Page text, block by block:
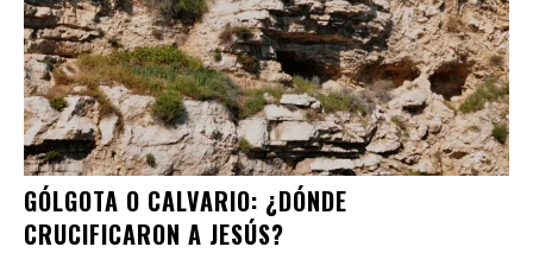
GÓLGOTA O CALVARIO: ¿DÓNDE
CRUCIFICARON A JESÚS?